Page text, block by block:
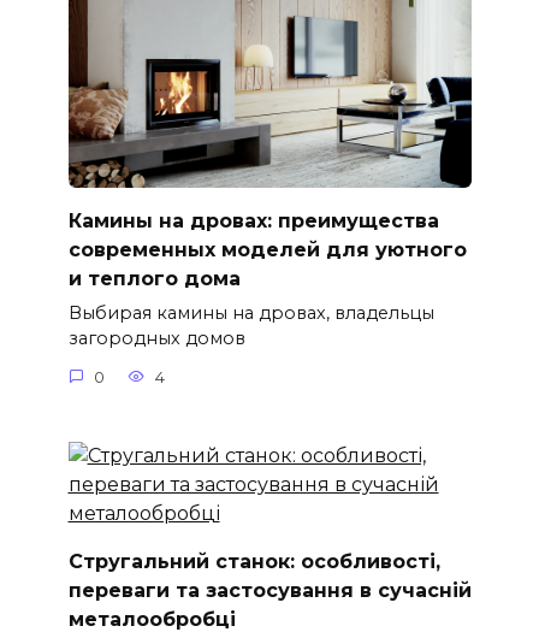
Камины на дровах: преимущества
современных моделей для уютного
и теплого дома
Выбирая камины на дровах, владельцы
загородных домов
0 4
Стругальний станок: особливості,
переваги та застосування в сучасній
металообробці